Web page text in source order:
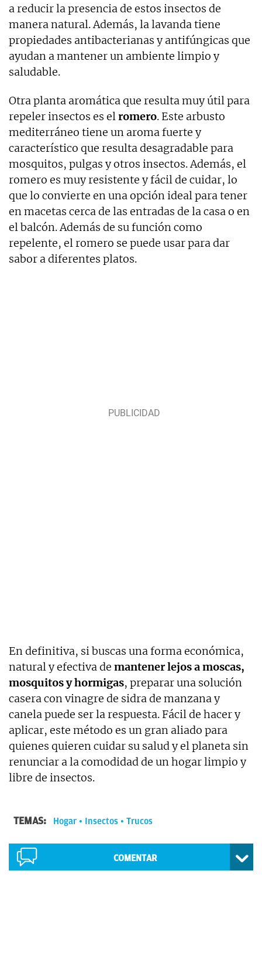
a reducir la presencia de estos insectos de
manera natural. Además, la lavanda tiene
propiedades antibacterianas y antifúngicas que
ayudan a mantener un ambiente limpio y
saludable.
Otra planta aromática que resulta muy útil para
repeler insectos es elromero. Este arbusto
mediterráneo tiene un aroma fuerte y
característico que resulta desagradable para
mosquitos, pulgas y otros insectos. Además, el
romero es muy resistente y fácil de cuidar, lo
que lo convierte en una opción ideal para tener
en macetas cerca de las entradas de la casa o en
el balcón. Además de su función como
repelente, el romero se puede usar para dar
sabor a diferentes platos.
En definitiva, si buscas una forma económica,
natural y efectiva de mantener lejos a moscas,
mosquitos y hormigas, preparar una solución
casera con vinagre de sidra de manzana y
canela puede ser la respuesta. Fácil de hacer y
aplicar, este método es un gran aliado para
quienes quieren cuidar su salud y el planeta sin
renunciar a la comodidad de un hogar limpio y
libre de insectos.
TEMAS: Hogar Insectos Trucos
COMENTAR